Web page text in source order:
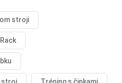
stroji